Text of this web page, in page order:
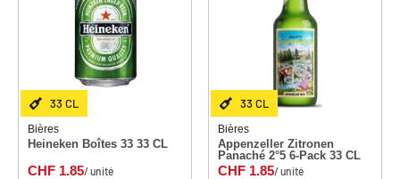
33 CL
Bières
Heineken Boîtes 33 33 CL
CHF 1.85/ unité
33 CL
Bières
Appenzeller Zitronen
Panaché 2°5 6-Pack 33 CL
CHF 1.85/ unité